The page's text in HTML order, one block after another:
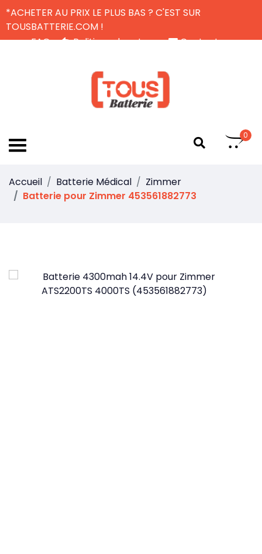
*ACHETER AU PRIX LE PLUS BAS ? C'EST SUR
TOUSBATTERIE.COM !
FAQ
Politique de retour
Contactez-nous
0
Accueil Batterie Médical
Zimmer
Batterie pour Zimmer 453561882773